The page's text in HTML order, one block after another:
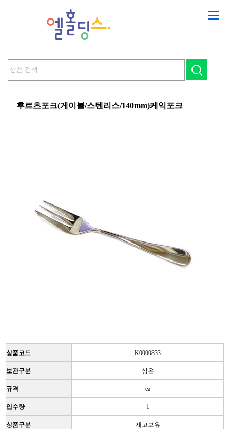
후르츠포크(게이블/스텐리스/140mm)케익포크
상품코드 K0000833
보관구분 상온
규격 ea
입수량 1
상품구분 재고보유